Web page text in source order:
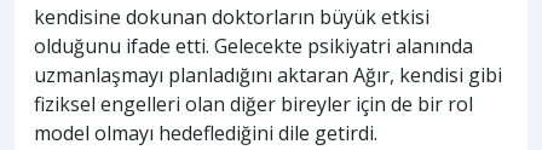
kendisine dokunan doktorların büyük etkisi
olduğunu ifade etti. Gelecekte psikiyatri alanında
uzmanlaşmayı planladığını aktaran Ağır, kendisi gibi
fiziksel engelleri olan diğer bireyler için de bir rol
model olmayı hedeflediğini dile getirdi.